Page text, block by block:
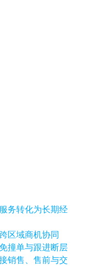
务转化为长期经
区域商机协同
撞单与跟进断层
销售、售前与交